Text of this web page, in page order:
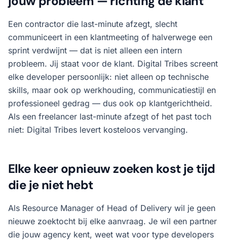
Een contractor die last-minute afzegt, slecht
communiceert in een klantmeeting of halverwege een
sprint verdwijnt — dat is niet alleen een intern
probleem. Jij staat voor de klant. Digital Tribes screent
elke developer persoonlijk: niet alleen op technische
skills, maar ook op werkhouding, communicatiestijl en
professioneel gedrag — dus ook op klantgerichtheid.
Als een freelancer last-minute afzegt of het past toch
niet: Digital Tribes levert kosteloos vervanging.
Elke keer opnieuw zoeken kost je tijd
die je niet hebt
Als Resource Manager of Head of Delivery wil je geen
nieuwe zoektocht bij elke aanvraag. Je wil een partner
die jouw agency kent, weet wat voor type developers